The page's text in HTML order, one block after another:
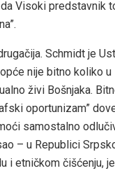
Visoki predstavnik
Schmidt je
nije bitno koliko u
živi Bošnjaka.
oportunizam”
samostalno
– u Republici
i etničkom čišćenju,